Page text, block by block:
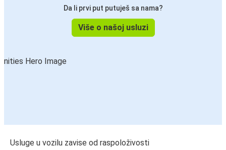
Da li prvi put putuješ sa nama?
Više o našoj usluzi
Usluge u vozilu zavise od raspoloživosti